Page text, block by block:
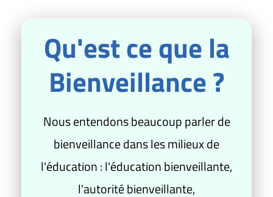
Qu'est ce que la
Bienveillance ?
Nous entendons beaucoup parler de
bienveillance dans les milieux de
l'éducation : l'éducation bienveillante,
l'autorité bienveillante,